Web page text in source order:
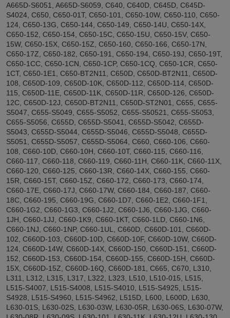
A665D-S6051, A665D-S6059, C640, C640D, C645D, C645D-
S4024, C650, C650-01T, C650-101, C650-10W, C650-110, C650-
124, C650-13G, C650-144, C650-149, C650-14U, C650-14X,
C650-152, C650-154, C650-15C, C650-15U, C650-15V, C650-
15W, C650-15X, C650-15Z, C650-160, C650-166, C650-17N,
C650-17Z, C650-182, C650-191, C650-194, C650-19J, C650-19T,
C650-1CC, C650-1CN, C650-1CP, C650-1CQ, C650-1CR, C650-
1CT, C650-1E1, C650-BT2N11, C650D, C650D-BT2N11, C650D-
108, C650D-109, C650D-10K, C650D-112, C650D-114, C650D-
115, C650D-11E, C650D-11K, C650D-11R, C650D-126, C650D-
12C, C650D-12J, C650D-BT2N11, C650D-ST2N01, C655, C655-
S5047, C655-S5049, C655-S5052, C655-S50521, C655-S5053,
C655-S5056, C655D, C655D-S5041, C655D-S5042, C655D-
S5043, C655D-S5044, C655D-S5046, C655D-S5048, C655D-
S5051, C655D-S5057, C655D-S5064, C660, C660-106, C660-
108, C660-10D, C660-10H, C660-10T, C660-115, C660-116,
C660-117, C660-118, C660-119, C660-11H, C660-11K, C660-11X,
C660-120, C660-125, C660-13R, C660-14X, C660-155, C660-
15R, C660-15T, C660-15Z, C660-172, C660-173, C660-174,
C660-17E, C660-17J, C660-17W, C660-184, C660-187, C660-
18C, C660-195, C660-19G, C660-1D7, C660-1E2, C660-1F1,
C660-1G2, C660-1G3, C660-1J2, C660-1J6, C660-1JG, C660-
1JH, C660-1JJ, C660-1K9, C660-1KT, C660-1LD, C660-1N6,
C660-1NJ, C660-1NP, C660-1UL, C660D, C660D-101, C660D-
102, C660D-103, C660D-10D, C660D-10F, C660D-10W, C660D-
124, C660D-14W, C660D-14X, C660D-150, C660D-151, C660D-
152, C660D-153, C660D-154, C660D-155, C660D-15H, C660D-
15X, C660D-15Z, C660D-16Q, C660D-181, C665, C670, L310,
L311, L312, L315, L317, L322, L323, L510, L510-015, L515,
L515-S4007, L515-S4008, L515-S4010, L515-S4925, L515-
S4928, L515-S4960, L515-S4962, L515D, L600, L600D, L630,
L630-01S, L630-02S, L630-03W, L630-05R, L630-06S, L630-07W,